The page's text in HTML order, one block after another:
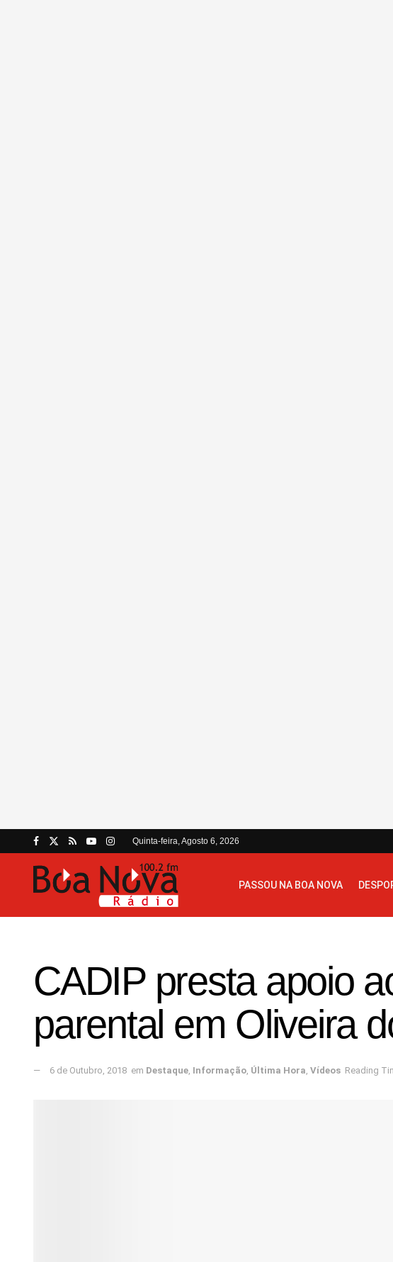
Quinta-feira, Agosto 6, 2026
PASSOU NA BOA NOVA
CADIP presta apoio
parental em Oliveira
6 de Outubro, 2018 em Destaque, Informação, Última Hora, Vídeos Reading